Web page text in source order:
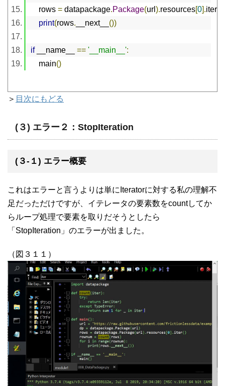
    rows
= datapackage.Package(url ).resources[0].iter
print(rows. __next__ ())
if __name__ == '__main__':
    main
()
＞ 目次にもどる
(３) エラー２：StopIteration
(３-１) エラー概要
これはエラーと言うよりは単にIteratorに対する私の理解不
足だっただけですが、イテレータの要素数をcountしてか
らループ処理で要素を取りだそうとしたら
「StopIteration」のエラーが出ました。
（図３１１）